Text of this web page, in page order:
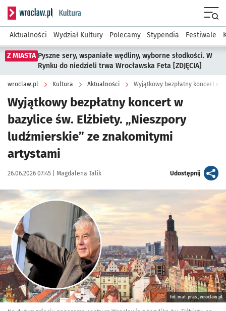
Serwis informacyjny wroclaw.pl podserwis: Kultura
Aktualności Wydział Kultury Polecamy Stypendia Festiwale
Z MIASTA Pyszne sery, wspaniałe wędliny, wyborne słodkości. W
Rynku do niedzieli trwa Wrocławska Feta [ZDJĘCIA]
wroclaw.pl Kultura Aktualności Wyjątkowy bezpłatny koncert w
Wyjątkowy bezpłatny koncert w
bazylice św. Elżbiety. „Nieszpory
ludźmierskie” ze znakomitymi
artystami
Data publikacji:
26.06.2026 07:45 | Autor:
Magdalena Talik Udostępnijartykuł
Kliknij, aby powiększyć
fot. mat. pras., wroclaw.pl